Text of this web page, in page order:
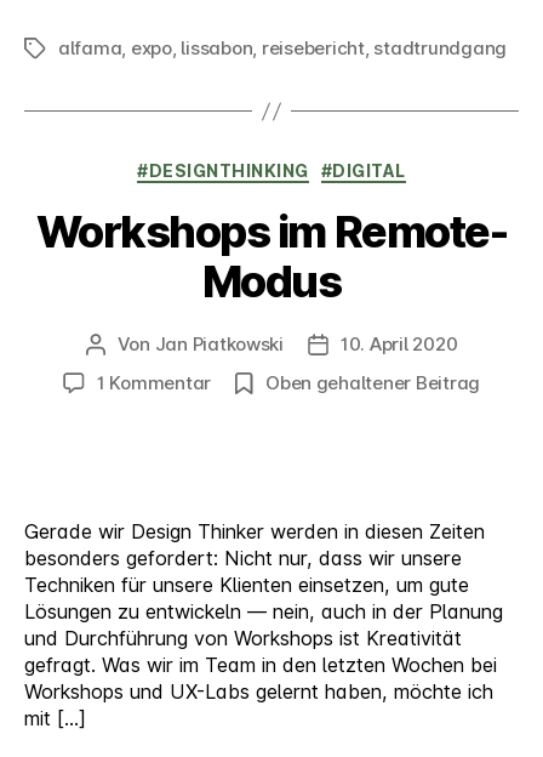
Schlagwörter
alfama, expo, lissabon, reisebericht, stadtrundgang
Kategorien
#DESIGNTHINKING #DIGITAL
Workshops im Remote-
Modus
Beitragsautor
Von Jan Piatkowski Veröffentlichungsdatum
10. April 2020
1 Kommentarzu
Oben gehaltener Beitrag
Gerade wir Design Thinker werden in diesen Zeiten
besonders gefordert: Nicht nur, dass wir unsere
Techniken für unsere Klienten einsetzen, um gute
Lösungen zu entwickeln — nein, auch in der Planung
und Durchführung von Workshops ist Kreativität
gefragt. Was wir im Team in den letzten Wochen bei
Workshops und UX-Labs gelernt haben, möchte ich
mit […]